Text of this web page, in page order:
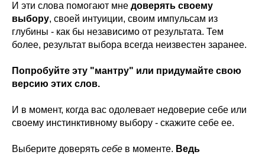
И эти слова помогают мне доверять своему
выбору, своей интуиции, своим импульсам из
глубины - как бы независимо от результата. Тем
более, результат выбора всегда неизвестен заранее.
Попробуйте эту "мантру" или придумайте свою
версию этих слов.
И в момент, когда вас одолевает недоверие себе или
своему инстинктивному выбору - скажите себе ее.
Выберите доверять себе в моменте. Ведь